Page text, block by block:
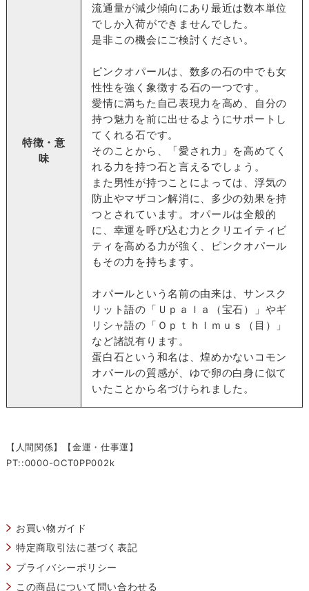
特徴・意
味
流通量が減少傾向にあり最近は数本単位
でしか入荷ができませんでした。
是非この機会にご検討ください。
ピンクオパールは、数多の石の中でも女
性性を強く象徴する石の一つです。
愛情に満ちた自己表現力を高め、自分の
持つ魅力を前に出せるようにサポートし
てくれる石です。
そのことから、「愛され力」を高めてく
れる力を持つ石と言えるでしょう。
また男性が持つことによっては、浮気の
防止やマザコン解消に、多少の効果を持
つとされています。オパールは全般的
に、幸運を呼び込む力とクリエイティビ
ティを高める力が強く、ピンクオパール
もその力を持ちます。
オパールという名前の由来は、サンスク
リット語の「Ｕｐａｌａ（宝石）」やギ
リシャ語の「Ｏｐｔｈｌｍｕｓ（目）」
など諸説有ります。
蛋白石という和名は、煌めかないコモン
オパールの質感が、ゆで卵の白身に似て
いたことから名づけられました。
【人間関係】【金運・仕事運】
PT::0000-OCT0PP002k
お買い物ガイド
特定商取引法に基づく表記
プライバシーポリシー
この商品について問い合わせる